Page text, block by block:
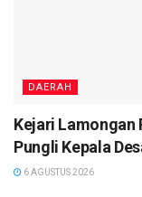
DAERAH
Kejari Lamongan
Pungli Kepala
6 AGUSTUS 2026